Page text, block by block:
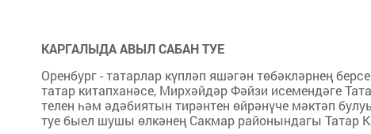
КАРГАЛЫДА АВЫЛ САБАН ТУЕ
Оренбург - татарлар күпләп яшәгән төбәкләрнең
татар китапханәсе, Мирхәйдәр Фәйзи исемендәге
телен һәм әдәбиятын тирәнтен өйрәнүче мәктәп
туе быел шушы өлкәнең Сакмар районындагы Татар